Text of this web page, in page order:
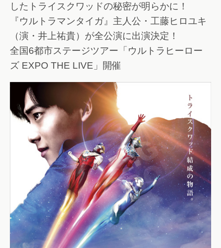
したトライスクワッドの秘密が明らかに！
『ウルトラマンタイガ』主人公・工藤ヒロユキ
（演・井上祐貴）が全公演に出演決定！
全国6都市ステージツアー「ウルトラヒーロー
ズ EXPO THE LIVE」開催